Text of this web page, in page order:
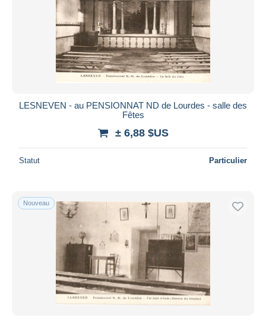
LESNEVEN - au PENSIONNAT ND de Lourdes - salle des
Fêtes
± 6,88 $US
Statut Particulier
Nouveau